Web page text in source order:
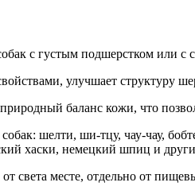
с густым подшерстком или с
улучшает структуру
баланс кожи, что
шелти, ши-тцу, чау-чау,
хаски, немецкий шпиц и
света месте, отдельно от